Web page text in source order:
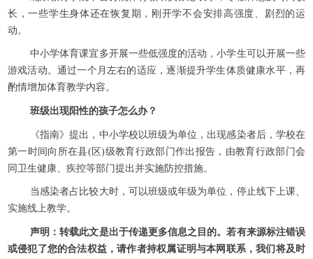
长，一些学生身体还在恢复期，刚开学不会安排高强度、剧烈的运
动。
中小学体育课宜多开展一些低强度的活动，小学生可以开展一些
游戏活动。通过一个月左右的适应，逐渐提升学生体质健康水平，再
酌情增加体育教学内容。
班级出现阳性的孩子怎么办？
《指南》提出，中小学校以班级为单位，出现感染者后，学校在
第一时间向所在县(区)级教育行政部门作出报告，由教育行政部门会
同卫生健康、疾控等部门提出并实施防控措施。
当感染者占比较大时，可以班级或年级为单位，停止线下上课、
实施线上教学。
声明：转载此文是出于传递更多信息之目的。若有来源标注错误
或侵犯了您的合法权益，请作者持权属证明与本网联系，我们将及时